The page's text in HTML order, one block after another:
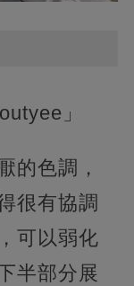
」
的色調，
很有協調
可以弱化
半部分展